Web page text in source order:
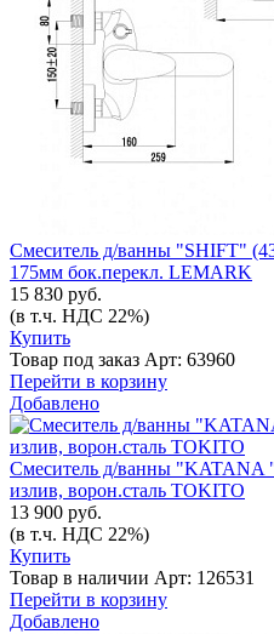
Смеситель д/ванны "SHIFT"
175мм бок.перекл. LEMARK
15 830 руб.
(в т.ч. НДС 22%)
Купить
Товар под заказ Арт: 63960
Перейти в корзину
Добавлено
Смеситель д/ванны "KATANA
излив, ворон.сталь TOKITO
13 900 руб.
(в т.ч. НДС 22%)
Купить
Товар в наличии Арт: 126531
Перейти в корзину
Добавлено